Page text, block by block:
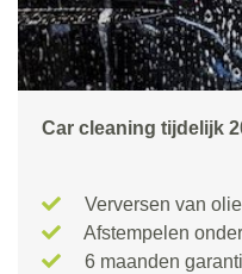
Car cleaning tijdelijk
Verversen van
Afstempelen
6 maanden